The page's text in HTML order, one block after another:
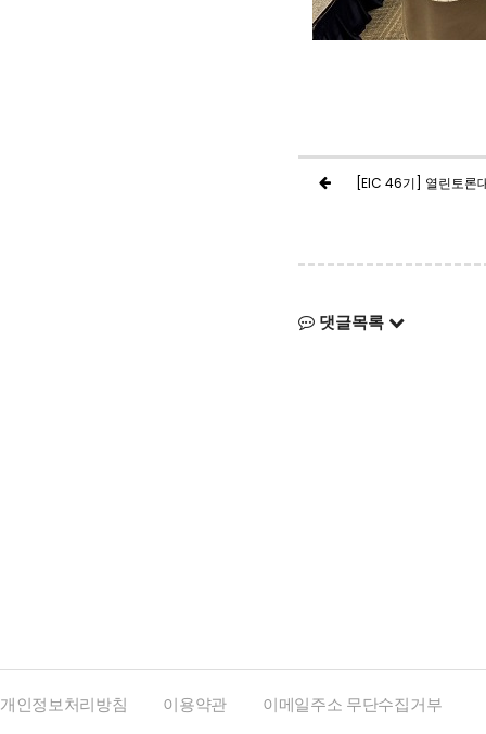
[EIC 46기] 열린토론
댓글목록
개인정보처리방침 이용약관 이메일주소 무단수집거부